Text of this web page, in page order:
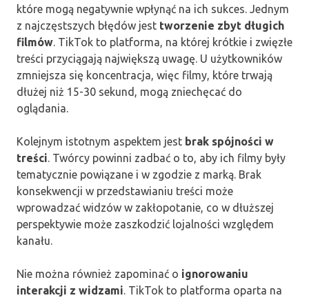
które mogą negatywnie wpłynąć na ich sukces. Jednym
z najczęstszych błędów jest tworzenie zbyt długich
filmów. TikTok to platforma, na której krótkie i zwięzłe
treści przyciągają największą uwagę. U użytkowników
zmniejsza się koncentracja, więc filmy, które trwają
dłużej niż 15-30 sekund, mogą zniechęcać do
oglądania.
Kolejnym istotnym aspektem jest brak spójności w
treści. Twórcy powinni zadbać o to, aby ich filmy były
tematycznie powiązane i w zgodzie z marką. Brak
konsekwencji w przedstawianiu treści może
wprowadzać widzów w zakłopotanie, co w dłuższej
perspektywie może zaszkodzić lojalności względem
kanału.
Nie można również zapominać o ignorowaniu
interakcji z widzami. TikTok to platforma oparta na